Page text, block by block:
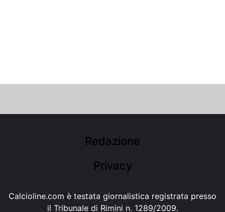
Redazione
Privacy
Calcioline.com è testata giornalistica registrata presso
il Tribunale di Rimini n. 1289/2009.